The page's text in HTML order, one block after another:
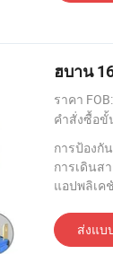
ฮบาน
ราคา FOB:
คำสั่งซื้อขั้
การป้องกั
การเดินส
แอปพลิเค
ส่งแบ